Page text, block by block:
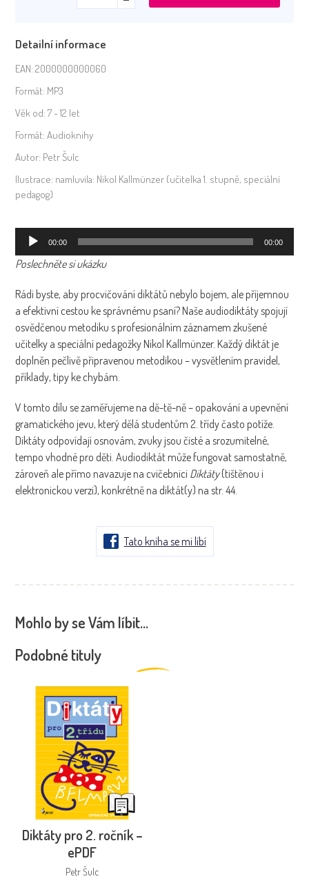
tě-
ně
Detailní informace
EAN: 2000000000060
Formát: MP3
Věk od: 7 - 12 let
Formát: Audioknihy
Autor: Petr Šulc
Ilustrace: namluvila: Nikol Kallmünzer (učitelka 1. stupně, speciální
pedagog)
Audio
00:00 00:00
Poslechněte si ukázku
Rádi byste, aby procvičování diktátů nebylo bojem, ale příjemnou
a efektivní cestou ke správnému psaní? Naše audiodiktáty spojují
osvědčenou metodiku s profesionálním záznamem zkušené
učitelky a speciální pedagožky Nikol Kallmünzer. Každý diktát je
doplněn pečlivě připravenou metodikou – vysvětlením pravidel,
příklady, tipy ke chybám.
V tomto dílu se zaměřujeme na dě-tě-ně – opakování a upevnění
gramatického jevu, který dělá studentům 2. třídy často potíže.
Diktáty odpovídají osnovám, zvuky jsou čisté a srozumitelné,
tempo vhodné pro děti. Audiodiktát může fungovat samostatně,
zároveň ale přímo navazuje na cvičebnici Diktáty(tištěnou i
elektronickou verzi), konkrétně na diktát(y) na str. 44.
Tato kniha se mi líbí
Mohlo by se Vám líbit…
Podobné tituly
Diktáty pro 2. ročník –
ePDF
Petr Šulc